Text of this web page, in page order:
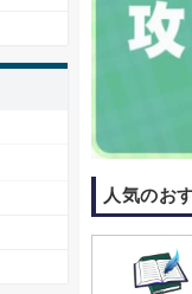
人気のお